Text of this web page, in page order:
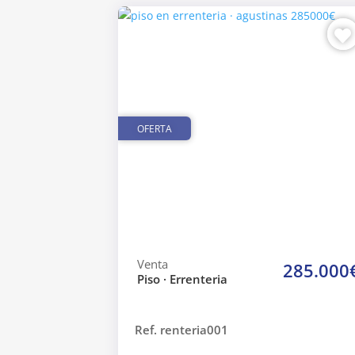
OFERTA
Venta
Piso · Errenteria
Ref. renteria001